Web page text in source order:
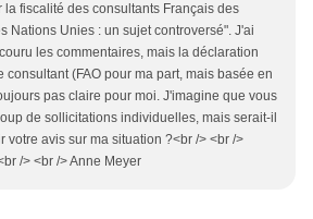
la fiscalité des consultants Français des
Nations Unies : un sujet controversé". J'ai
les commentaires, mais la déclaration
consultant (FAO pour ma part, mais basée en
pas claire pour moi. J'imagine que vous
de sollicitations individuelles, mais serait-il
votre avis sur ma situation ?<br /> <br />
/> <br /> Anne Meyer